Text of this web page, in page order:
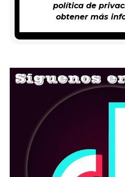
política de
obtener más